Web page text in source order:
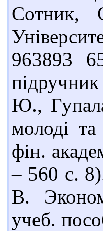
963893
Ю.,
молоді
фін.
– 560 с.
В.
учеб.